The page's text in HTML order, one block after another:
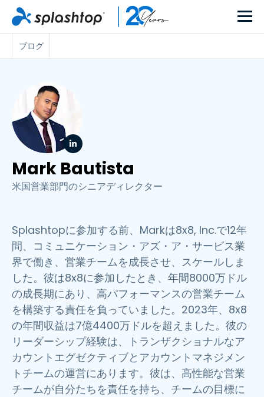
ブログ
Mark Bautista
米国営業部門のシニアディレクター
Splashtopに参加する前、Markは8x8, Inc.で12年
間、コミュニケーション・アズ・ア・サービス業
界で働き、営業チームを成長させ、スケールしま
した。彼は8x8に参加したとき、年間8000万ドル
の成長期にあり、高パフォーマンスの営業チーム
を構築する責任を負っていました。2023年、8x8
の年間収益は7億4400万ドルを超えました。彼の
リーダーシップ経験は、トランザクショナルなア
カウントエグゼクティブとアカウントマネジメン
トチームの運営にあります。彼は、高性能な営業
チームが自分たちを責任を持ち、チームの目標に